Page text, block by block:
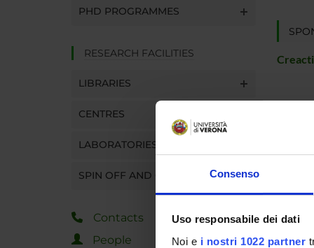
Consenso
Uso responsabile dei dati
Noi e i nostri 1022 partner
PHD PROGRAMMES
RESEARCH FACILITIES
LIBRARIES
CENTRES
LABORATORIES
SPIN OFF AND COMPANIES
Contacts
People